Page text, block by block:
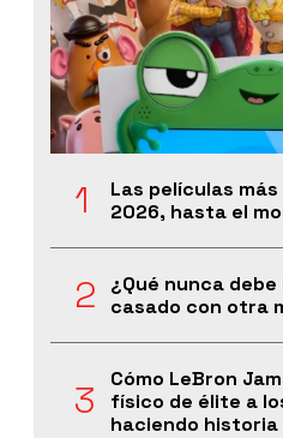
Las películas
2026, hasta el
¿Qué nunca
casado con otra
Cómo LeBron
físico de élite a
haciendo historia